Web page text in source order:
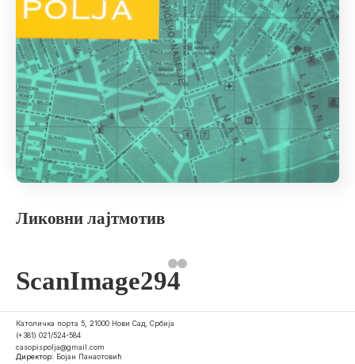
Ликовни лајтмотив
ScanImage294
Католичка порта 5, 21000 Нови Сад, Србија
(+381) 021/524-584
casopispolja@gmail.com
Директор: Бојан Панаотовић